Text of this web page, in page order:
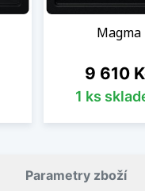
Magma
Cena
9 610
1 ks
Parametry zboží